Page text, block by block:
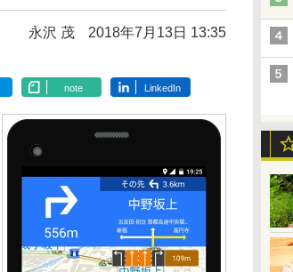
永沢 茂 2018年7月13日 13:35
note LinkedIn